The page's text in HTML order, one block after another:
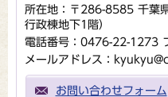
所在地：〒286-8585 千葉
行政棟地下1階）
電話番号：0476-22-1273
メールアドレス：
お問い合わせフォーム